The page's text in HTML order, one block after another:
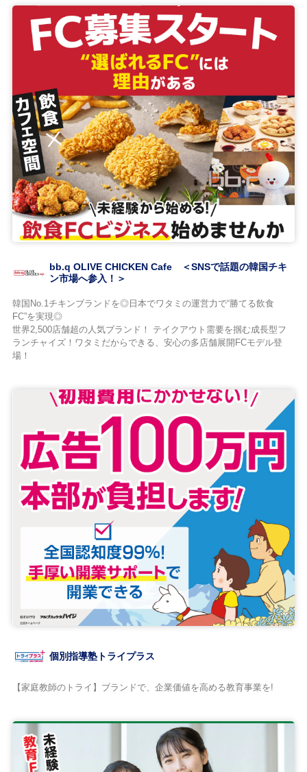
bb.q OLIVE CHICKEN Cafe ＜SNSで話題の韓国チキ
ン市場へ参入！＞
韓国No.1チキンブランドを◎日本でワタミの運営力で“勝てる飲食
FC”を実現◎
世界2,500店舗超の人気ブランド！ テイクアウト需要を掴む成長型フ
ランチャイズ！ワタミだからできる、安心の多店舗展開FCモデル登
場！
個別指導塾トライプラス
【家庭教師のトライ】ブランドで、企業価値を高める教育事業を!